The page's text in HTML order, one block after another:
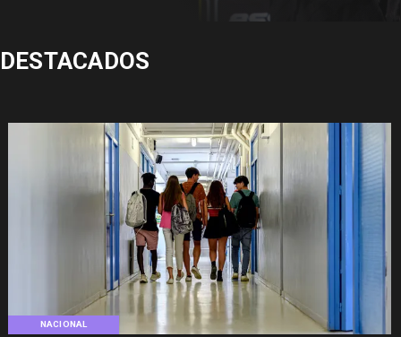
NACIONAL
DESTACADOS